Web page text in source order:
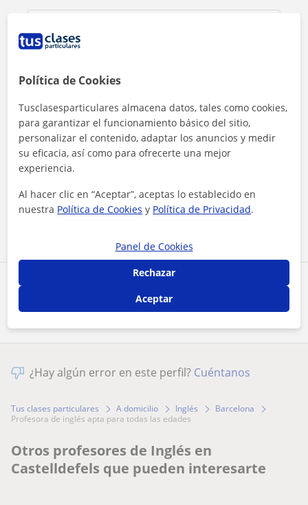
Comparte a este profesor
Al hacer clic, aceptas nuestro
Contactar ahora
¿Hay algún error en este perfil? Cuéntanos
Tus clases particulares A domicilio Inglés
Barcelona
profesora de inglés apta para todas las edades
Otros profesores de Inglés en
Castelldefels que pueden interesarte
Política de Cookies
Tusclasesparticulares almacena datos, tales como cookies,
para garantizar el funcionamiento básico del sitio,
personalizar el contenido, adaptar los anuncios y medir
su eficacia, así como para ofrecerte una mejor
experiencia.
Al hacer clic en “Aceptar”, aceptas lo establecido en
nuestra Política de Cookies y Política de Privacidad.
Panel de Cookies
Rechazar
Aceptar